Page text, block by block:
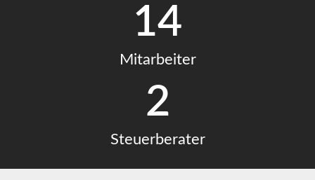
14
Mitarbeiter
2
Steuerberater